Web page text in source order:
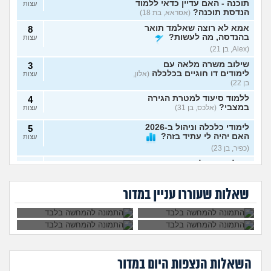
תוכנה - האם עדיין כדאי ללמוד
הנדסת תוכנה? (אסראא, בת 18)
עצות
אמא לא רוצה שאלמד תואר
בהנדסה, מה לעשות?
(Alex, בן 21)
8
עצות
שילוב משרה מלאה עם
לימודים דו חוגיים בכלכלה (אלון,
בן 22)
3
עצות
ללמוד סיעוד למטרת הגירה
במצבי? (אלכס, בן 31)
4
עצות
לימודי כלכלה וניהול ב-2026
האם יהיה לי עתיד בזה?
(כפיר, בן 23)
5
עצות
מתלבט אם להמשיך במדעי
– אשמח לעצה אמיתית (מדמח,
בן 21)
2
מה הדרך הכי טובה ללמוד
למבחן? (אודי, בן 20)
4
האם קיבלתי מספיק בבר אילן
כיתה ח)
(כפיר, בן 14)
1
שאלות שעוררו עניין במדור
איך לשלב בין עבודה,
כושר, משפחה
וזוגיות?
קבלתי ציון לא טוב
ללמוד רפואה, לוותר
על החלום?
על הלימודים, לא רוצה
לפרוש מהתואר, מה
לעשות?
סיבה טובה להיפרד
ממנו?
השאלות הנצפות היוםבמדור